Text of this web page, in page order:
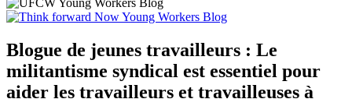
Blogue de jeunes travailleurs : Le
militantisme syndical est essentiel pour
aider les travailleurs et travailleuses à